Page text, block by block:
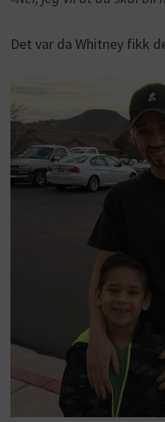
Det var da Whitney fikk